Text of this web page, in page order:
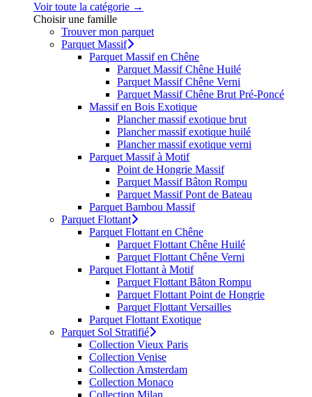
Voir toute la catégorie →
Choisir une famille
Trouver mon parquet
Parquet Massif
Parquet Massif en Chêne
Parquet Massif Chêne Huilé
Parquet Massif Chêne Verni
Parquet Massif Chêne Brut Pré-Poncé
Massif en Bois Exotique
Plancher massif exotique brut
Plancher massif exotique huilé
Plancher massif exotique verni
Parquet Massif à Motif
Point de Hongrie Massif
Parquet Massif Bâton Rompu
Parquet Massif Pont de Bateau
Parquet Bambou Massif
Parquet Flottant
Parquet Flottant en Chêne
Parquet Flottant Chêne Huilé
Parquet Flottant Chêne Verni
Parquet Flottant à Motif
Parquet Flottant Bâton Rompu
Parquet Flottant Point de Hongrie
Parquet Flottant Versailles
Parquet Flottant Exotique
Parquet Sol Stratifié
Collection Vieux Paris
Collection Venise
Collection Amsterdam
Collection Monaco
Collection Milan